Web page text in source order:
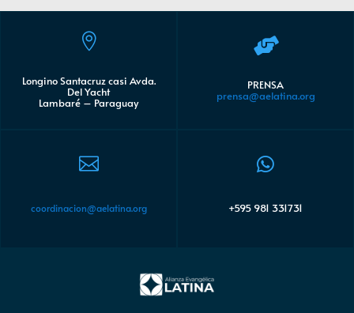

Longino Santacruz casi Avda.
Del Yacht
Lambaré – Paraguay

coordinacion@aelatina.org

PRENSA
prensa@aelatina.org

+595 981 331731